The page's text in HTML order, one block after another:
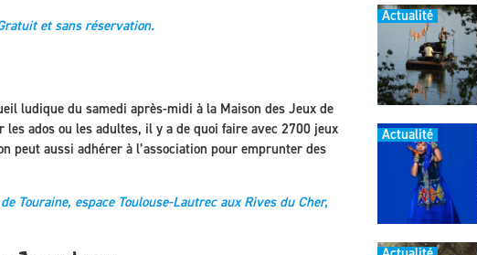
et sans réservation.
ludique du samedi après-midi à la Maison des Jeux de
ados ou les adultes, il y a de quoi faire avec 2700 jeux
peut aussi adhérer à l’association pour emprunter des
Touraine, espace Toulouse-Lautrec aux Rives du Cher,
Actualité
Actualité